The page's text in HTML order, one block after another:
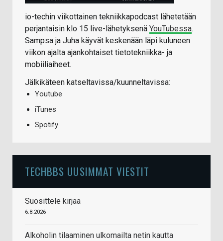
io-techin viikottainen tekniikkapodcast lähetetään
perjantaisin klo 15 live-lähetyksenä YouTubessa.
Sampsa ja Juha käyvät keskenään läpi kuluneen
viikon ajalta ajankohtaiset tietotekniikka- ja
mobiiliaiheet.
Jälkikäteen katseltavissa/kuunneltavissa:
Youtube
iTunes
Spotify
TECHBBS UUSIMMAT VIESTIT
Suosittele kirjaa
6.8.2026
Alkoholin tilaaminen ulkomailta netin kautta